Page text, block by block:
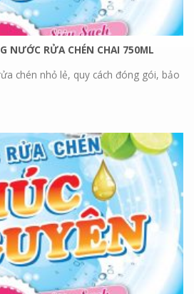
NƯỚC RỬA CHÉN CHAI 750ML
chén nhỏ lẻ, quy cách đóng gói, bảo